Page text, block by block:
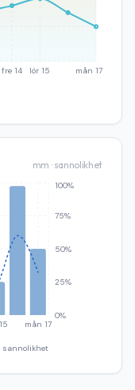
fre 14 lör 15 mån 17
mm · sannolikhet
mån 17
0%
25%
50%
75%
100%
sannolikhet